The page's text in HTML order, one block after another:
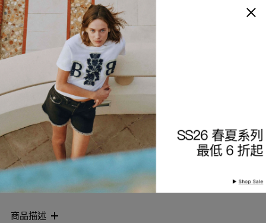
THE ROW
Medium N/S Park 皮革托特包
66,980
象牙白色
索取到貨通知
加入願望清單
商品描述